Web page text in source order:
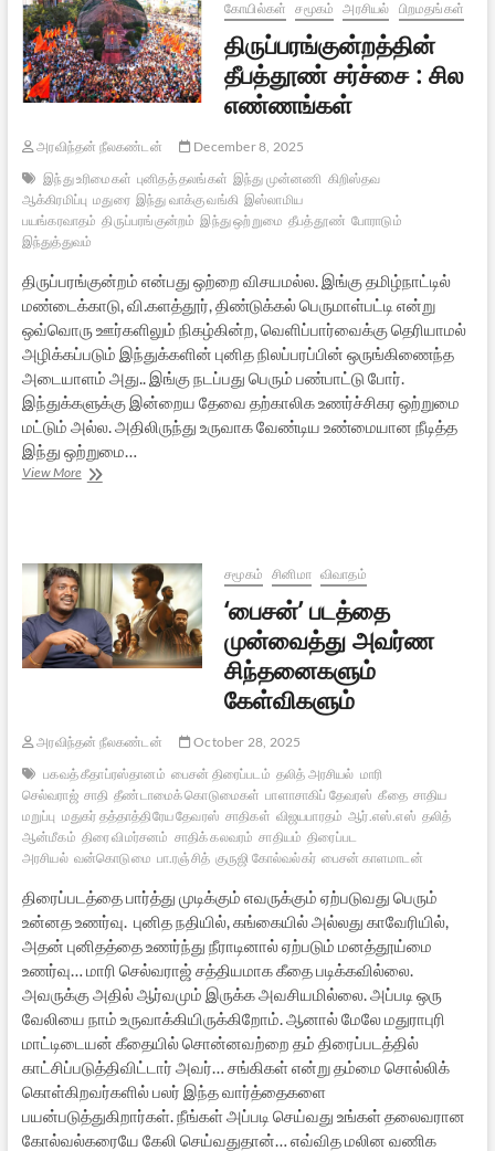
குடும்பத்து
வாரிசு
எதிரணியில்:
வேதனை
கோயில்கள் சமூகம் அரசியல் பிறமதங்கள்
திருப்பரங்குன்றத்தின்
தீபத்தூண் சர்ச்சை : சில
எண்ணங்கள்
அரவிந்தன் நீலகண்டன்
December 8, 2025
இந்து உரிமைகள் புனிதத் தலங்கள் இந்து முன்னணி கிறிஸ்தவ
ஆக்கிரமிப்பு மதுரை இந்து வாக்கு வங்கி இஸ்லாமிய
பயங்கரவாதம் திருப்பரங்குன்றம் இந்து ஒற்றுமை தீபத்தூண் போராடும்
இந்துத்துவம்
திருப்பரங்குன்றம் என்பது ஒற்றை விசயமல்ல. இங்கு தமிழ்நாட்டில்
மண்டைக்காடு, வி.களத்தூர், திண்டுக்கல் பெருமாள்பட்டி என்று
ஒவ்வொரு ஊர்களிலும் நிகழ்கின்ற, வெளிப்பார்வைக்கு தெரியாமல்
அழிக்கப்படும் இந்துக்களின் புனித நிலப்பரப்பின் ஒருங்கிணைந்த
அடையாளம் அது.. இங்கு நடப்பது பெரும் பண்பாட்டு போர்.
இந்துக்களுக்கு இன்றைய தேவை தற்காலிக உணர்ச்சிகர ஒற்றுமை
மட்டும் அல்ல. அதிலிருந்து உருவாக வேண்டிய உண்மையான நீடித்த
இந்து ஒற்றுமை…
View Moreதிருப்பரங்குன்றத்தின்
எண்ணங்கள்
சமூகம் சினிமா விவாதம்
‘பைசன்’ படத்தை
முன்வைத்து அவர்ண
சிந்தனைகளும்
கேள்விகளும்
அரவிந்தன் நீலகண்டன்
October 28, 2025
பகவத் கீதாப்ரஸ்தானம் பைசன் திரைப்படம் தலித் அரசியல் மாரி
செல்வராஜ் சாதி தீண்டாமைக் கொடுமைகள் பாளாசாகிப் தேவரஸ் கீதை சாதிய
மறுப்பு மதுகர் தத்தாத்திரேய தேவரஸ் சாதிகள் விஜயபாரதம் ஆர்.எஸ்.எஸ் தலித்
ஆன்மீகம் திரை விமர்சனம் சாதிக் கலவரம் சாதியம் திரைப்பட
அரசியல் வன்கொடுமை பா.ரஞ்சித் குருஜி கோல்வல்கர் பைசன் காளமாடன்
திரைப்படத்தை பார்த்து முடிக்கும் எவருக்கும் ஏற்படுவது பெரும்
உன்னத உணர்வு. புனித நதியில், கங்கையில் அல்லது காவேரியில்,
அதன் புனிதத்தை உணர்ந்து நீராடினால் ஏற்படும் மனத்தூய்மை
உணர்வு… மாரி செல்வராஜ் சத்தியமாக கீதை படிக்கவில்லை.
அவருக்கு அதில் ஆர்வமும் இருக்க அவசியமில்லை. அப்படி ஒரு
வேலியை நாம் உருவாக்கியிருக்கிறோம். ஆனால் மேலே மதுராபுரி
மாட்டிடையன் கீதையில் சொன்னவற்றை தம் திரைப்படத்தில்
காட்சிப்படுத்திவிட்டார் அவர்… சங்கிகள் என்று தம்மை சொல்லிக்
கொள்கிறவர்களில் பலர் இந்த வார்த்தைகளை
பயன்படுத்துகிறார்கள். நீங்கள் அப்படி செய்வது உங்கள் தலைவரான
கோல்வல்கரையே கேலி செய்வதுதான்… எவ்வித மலின வணிக